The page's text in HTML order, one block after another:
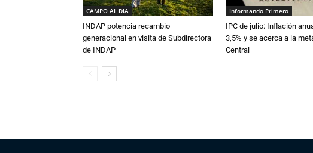
CAMPO AL DIA
INDAP potencia recambio
generacional en visita de Subdirectora
de INDAP
Informando Primero
IPC de julio: Inflación
3,5% y se acerca a la
Central